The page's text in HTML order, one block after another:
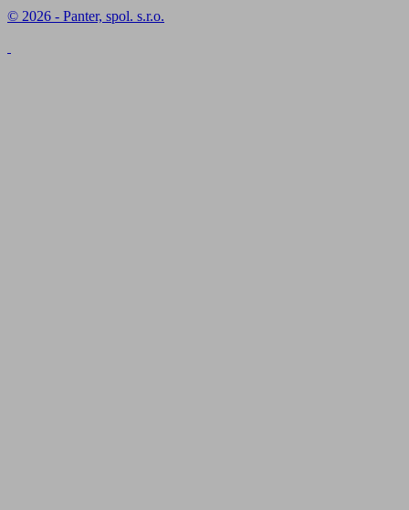
© 2026 - Panter, spol. s.r.o.